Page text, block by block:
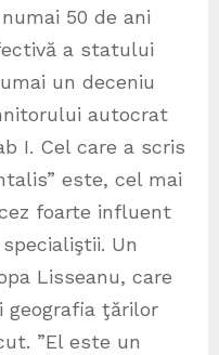
50 de ani
a statului
un deceniu
autocrat
I. Cel care a scris
este, cel mai
foarte influent
Un
Lisseanu, care
geografia ţărilor
”El este un